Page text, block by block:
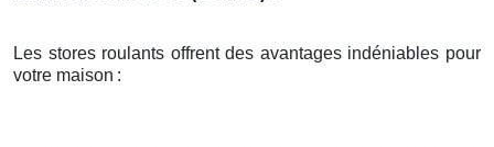
Les stores roulants offrent des avantages indéniables pour
votre maison :